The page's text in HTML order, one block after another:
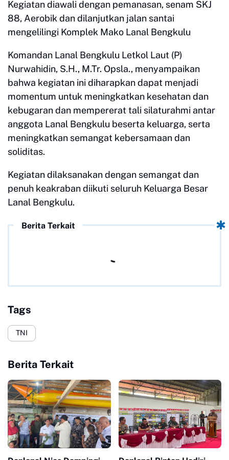
Kegiatan diawali dengan pemanasan, senam SKJ
88, Aerobik dan dilanjutkan jalan santai
mengelilingi Komplek Mako Lanal Bengkulu
Komandan Lanal Bengkulu Letkol Laut (P)
Nurwahidin, S.H., M.Tr. Opsla., menyampaikan
bahwa kegiatan ini diharapkan dapat menjadi
momentum untuk meningkatkan kesehatan dan
kebugaran dan mempererat tali silaturahmi antar
anggota Lanal Bengkulu beserta keluarga, serta
meningkatkan semangat kebersamaan dan
soliditas.
Kegiatan dilaksanakan dengan semangat dan
penuh keakraban diikuti seluruh Keluarga Besar
Lanal Bengkulu.
Berita Terkait
Tags
TNI
Berita Terkait